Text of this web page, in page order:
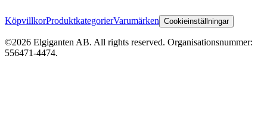
KöpvillkorProduktkategorierVarumärken Cookieinställningar
©2026 Elgiganten AB. All rights reserved. Organisationsnummer:
556471-4474.